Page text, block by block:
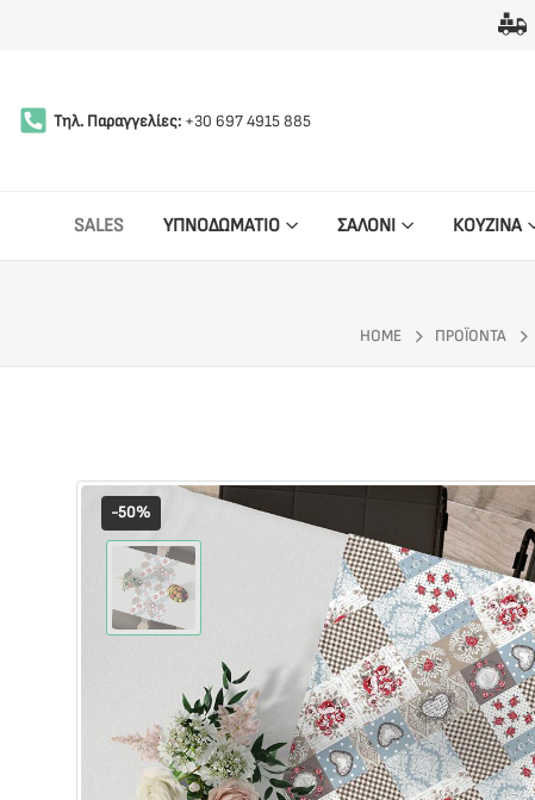
Τηλ. Παραγγελίες: +30 697 4915 885
SALES ΥΠΝΟΔΩΜΑΤΙΟ ΣΑΛΟΝΙ ΚΟΥΖΙΝΑ
HOME ΠΡΟΪΌΝΤΑ
-50%